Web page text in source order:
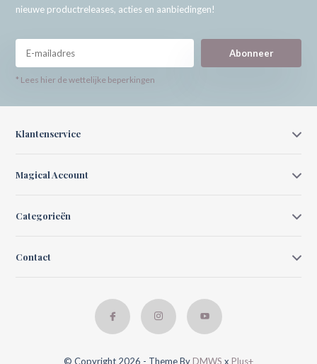
nieuwe productreleases, acties en aanbiedingen!
Abonneer
* Lees hier de wettelijke beperkingen
Klantenservice
Magical Account
Categorieën
Contact
© Copyright 2026 - Theme By DMWS x Plus+